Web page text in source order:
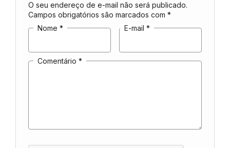
O seu endereço de e-mail não será publicado.
Campos obrigatórios são marcados com *
Nome * E-mail *
Comentário *